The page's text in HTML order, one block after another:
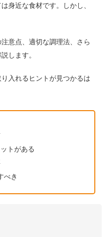
身近な食材です。しかし、
意点、適切な調理法、さら
します。
入れるヒントが見つかるは
トがある
べき